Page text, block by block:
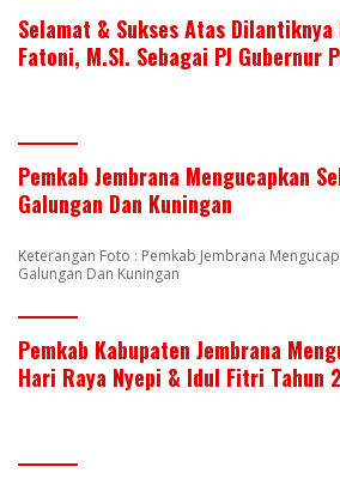
Selamat & Sukses Atas Dilantiknya
Fatoni, M.SI. Sebagai PJ Gubernur
Pemkab Jembrana Mengucapkan
Galungan Dan Kuningan
Keterangan Foto : Pemkab Jembrana
Galungan Dan Kuningan
Pemkab Kabupaten Jembrana
Hari Raya Nyepi & Idul Fitri Tahun